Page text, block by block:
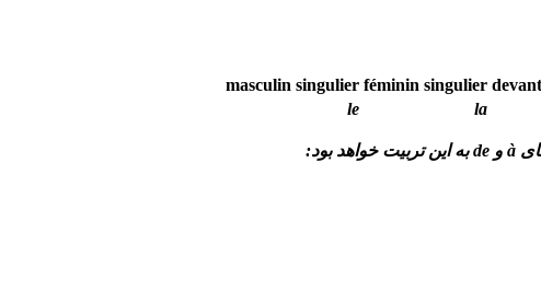
féminin singulier
masculin singulier
la
le